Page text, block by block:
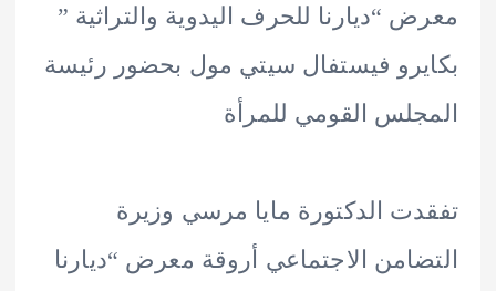
“ديارنا للحرف اليدوية والتراثية ”
فيستفال سيتي مول بحضور رئيسة
القومي للمرأة
الدكتورة مايا مرسي وزيرة
الاجتماعي أروقة معرض “ديارنا